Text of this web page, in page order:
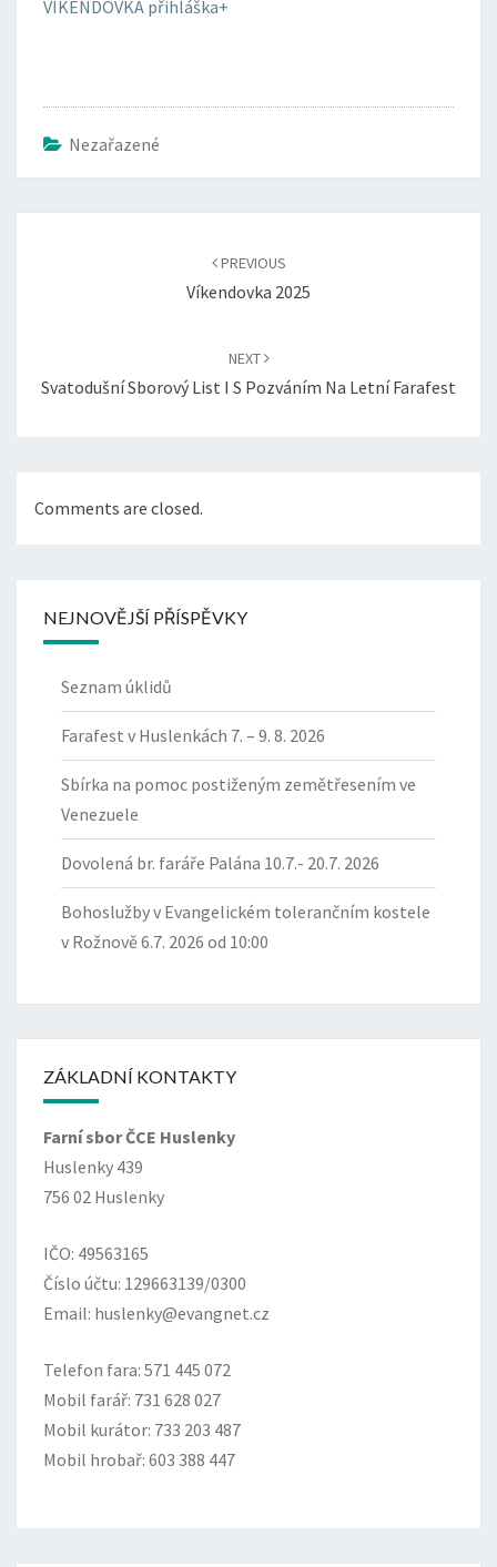
VÍKENDOVKA přihláška+
Nezařazené
PREVIOUS
Víkendovka 2025
NEXT
Svatodušní Sborový List I S Pozváním Na Letní Farafest
Comments are closed.
NEJNOVĚJŠÍ PŘÍSPĚVKY
Seznam úklidů
Farafest v Huslenkách 7. – 9. 8. 2026
Sbírka na pomoc postiženým zemětřesením ve
Venezuele
Dovolená br. faráře Palána 10.7.- 20.7. 2026
Bohoslužby v Evangelickém tolerančním kostele
v Rožnově 6.7. 2026 od 10:00
ZÁKLADNÍ KONTAKTY
Farní sbor ČCE Huslenky
Huslenky 439
756 02 Huslenky
IČO: 49563165
Číslo účtu: 129663139/0300
Email: huslenky@evangnet.cz
Telefon fara: 571 445 072
Mobil farář: 731 628 027
Mobil kurátor: 733 203 487
Mobil hrobař: 603 388 447